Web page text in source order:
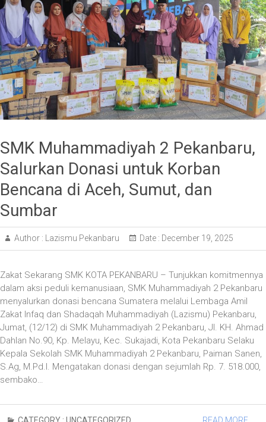
SMK Muhammadiyah 2 Pekanbaru,
Salurkan Donasi untuk Korban
Bencana di Aceh, Sumut, dan
Sumbar
Author : Lazismu Pekanbaru Date : December 19, 2025
Zakat Sekarang SMK KOTA PEKANBARU – Tunjukkan komitmennya
dalam aksi peduli kemanusiaan, SMK Muhammadiyah 2 Pekanbaru
menyalurkan donasi bencana Sumatera melalui Lembaga Amil
Zakat Infaq dan Shadaqah Muhammadiyah (Lazismu) Pekanbaru,
Jumat, (12/12) di SMK Muhammadiyah 2 Pekanbaru, Jl. KH. Ahmad
Dahlan No.90, Kp. Melayu, Kec. Sukajadi, Kota Pekanbaru Selaku
Kepala Sekolah SMK Muhammadiyah 2 Pekanbaru, Paiman Sanen,
S.Ag, M.Pd.I. Mengatakan donasi dengan sejumlah Rp. 7. 518.000,
sembako…
CATEGORY : UNCATEGORIZED READ MORE